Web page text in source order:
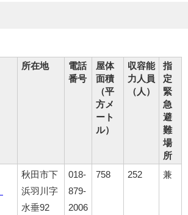
所在地
電話
番号
屋体
面積
（平
方メ
ート
ル）
収容能
力人員
（人）
指
定
緊
急
避
難
場
所
秋田市下
浜羽川字
水垂92
018-
879-
2006
758 252 兼